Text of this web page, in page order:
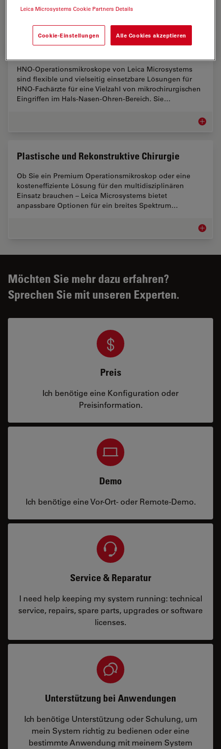
HNO
HNO-Operationsmikroskope von Leica Microsystems
sind flexible und vielseitig einsetzbare Lösungen für
HNO-Fachärzte für eine Vielzahl von mikrochirurgischen
Eingriffen im Hals-Nasen-Ohren-Bereich. Sie…
HNO
Plastische und Rekonstruktive Chirurgie
Ob Sie ein Premium Operationsmikroskop oder eine
kosteneffiziente Lösung für den multidisziplinären
Einsatz brauchen – Leica Microsystems bietet
anpassbare Optionen für ein breites Spektrum…
Möchten Sie mehr dazu erfahren?
Sprechen Sie mit unseren Experten.
Preis
Ich benötige eine Konfiguration oder
Preisinformation.
Demo
Ich benötige eine Vor-Ort- oder Remote-Demo.
Service & Reparatur
I need help keeping my system running: technical
service, repairs, spare parts, upgrades or software
licenses.
Unterstützung bei Anwendungen
Ich benötige Unterstützung oder Schulung, um
mein System richtig zu bedienen oder eine
bestimmte Anwendung mit meinem System
Leica Microsystems Cookie Partners Details
Cookie-Einstellungen Alle Cookies akzeptieren